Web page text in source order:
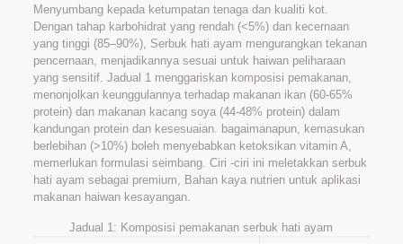
Menyumbang kepada ketumpatan tenaga dan kualiti kot.
Dengan tahap karbohidrat yang rendah (<5%) dan kecernaan
yang tinggi (85–90%), Serbuk hati ayam mengurangkan tekanan
pencernaan, menjadikannya sesuai untuk haiwan peliharaan
yang sensitif. Jadual 1 menggariskan komposisi pemakanan,
menonjolkan keunggulannya terhadap makanan ikan (60-65%
protein) dan makanan kacang soya (44-48% protein) dalam
kandungan protein dan kesesuaian. bagaimanapun, kemasukan
berlebihan (>10%) boleh menyebabkan ketoksikan vitamin A,
memerlukan formulasi seimbang. Ciri -ciri ini meletakkan serbuk
hati ayam sebagai premium, Bahan kaya nutrien untuk aplikasi
makanan haiwan kesayangan.
Jadual 1: Komposisi pemakanan serbuk hati ayam